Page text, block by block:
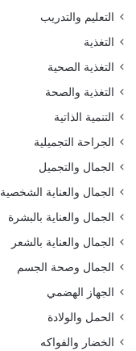
التعليم والتدريب
التغذية
التغذية الصحية
التغذية والصحة
التنمية الذاتية
الجراحة التجميلية
الجمال والتجميل
الجمال والعناية الشخصية
الجمال والعناية بالبشرة
الجمال والعناية بالشعر
الجمال وصحة الجسم
الجهاز الهضمي
الحمل والولادة
الخضار والفواكه